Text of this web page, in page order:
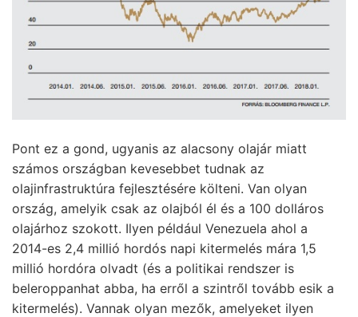
Pont ez a gond, ugyanis az alacsony olajár miatt
számos országban kevesebbet tudnak az
olajinfrastruktúra fejlesztésére költeni. Van olyan
ország, amelyik csak az olajból él és a 100 dolláros
olajárhoz szokott. Ilyen például Venezuela ahol a
2014-es 2,4 millió hordós napi kitermelés mára 1,5
millió hordóra olvadt (és a politikai rendszer is
beleroppanhat abba, ha erről a szintről tovább esik a
kitermelés). Vannak olyan mezők, amelyeket ilyen